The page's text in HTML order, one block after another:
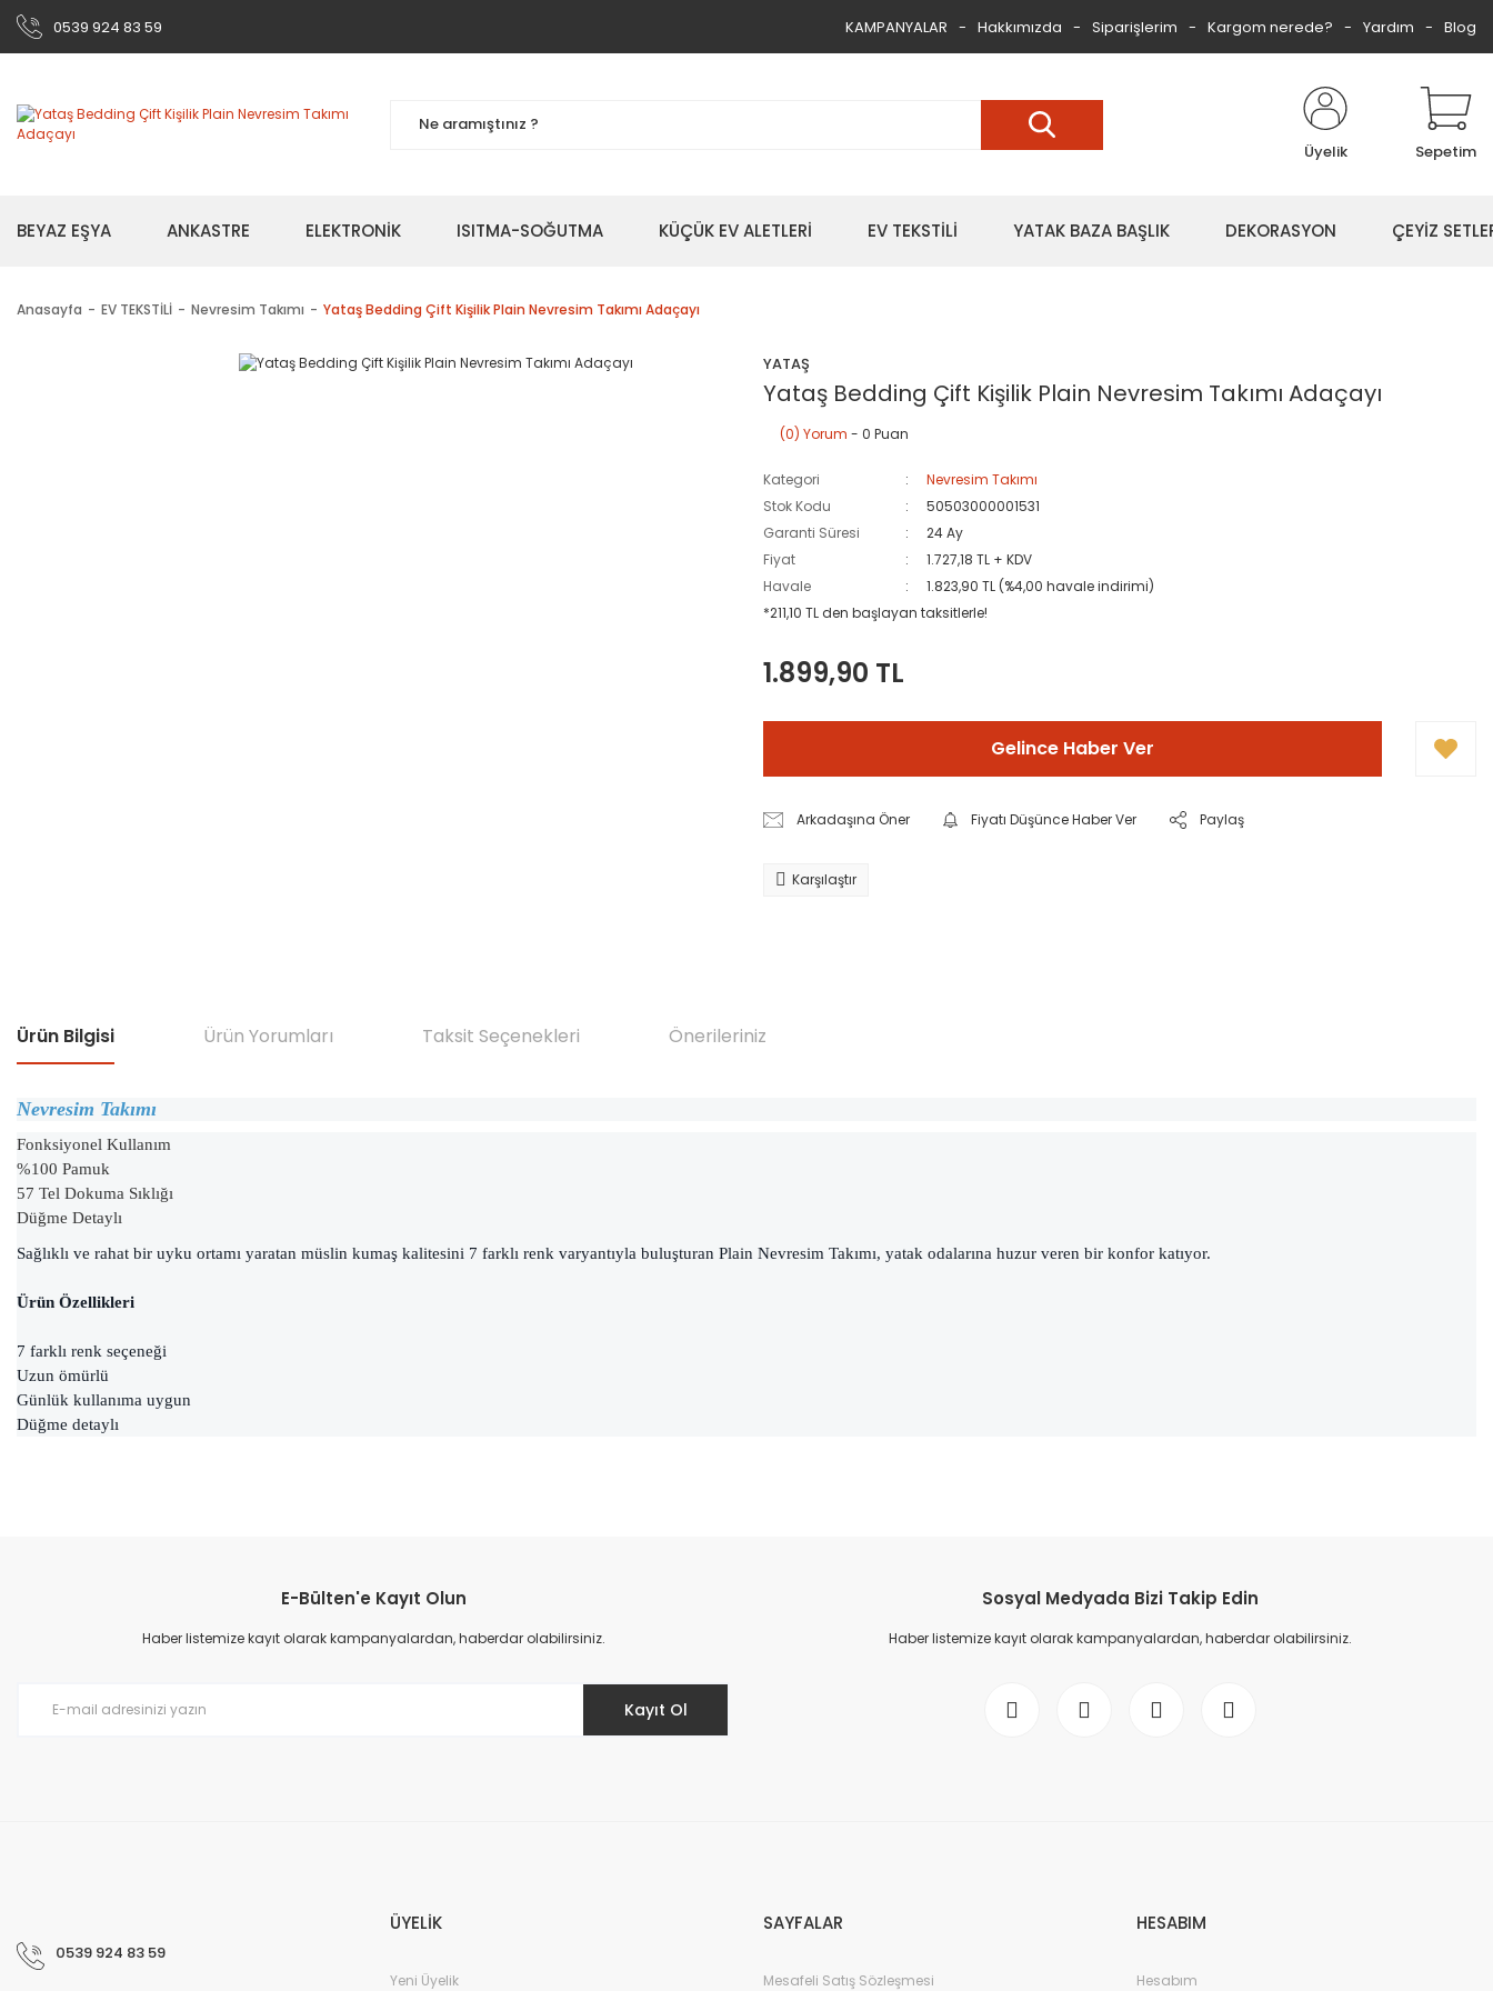
0539 924 83 59 KAMPANYALAR Hakkımızda Siparişlerim Kargom nerede? Yardım Blog
Üyelik Sepetim
BEYAZ EŞYA ANKASTRE ELEKTRONİK ISITMA-SOĞUTMA KÜÇÜK EV ALETLERİ EV TEKSTİLİ YATAK BAZA BAŞLIK DEKORASYON ÇEYİZ
Anasayfa EV TEKSTİLİ Nevresim Takımı Yataş Bedding Çift Kişilik Plain Nevresim Takımı Adaçayı
YATAŞ
Yataş Bedding Çift Kişilik Plain Nevresim Takımı Adaçayı
(0) Yorum - 0 Puan
Kategori
Nevresim Takımı
Stok Kodu
50503000001531
Garanti Süresi
24 Ay
Fiyat
1.727,18 TL + KDV
Havale
1.823,90 TL (%4,00 havale indirimi)
*211,10 TL den başlayan taksitlerle!
1.899,90 TL
Gelince Haber Ver
Arkadaşına Öner Fiyatı Düşünce Haber Ver Paylaş
Karşılaştır
Ürün Bilgisi Ürün Yorumları Taksit Seçenekleri Önerileriniz
Nevresim Takımı
Fonksiyonel Kullanım
%100 Pamuk
57 Tel Dokuma Sıklığı
Düğme Detaylı
Sağlıklı ve rahat bir uyku ortamı yaratan müslin kumaş kalitesini 7 farklı renk varyantıyla buluşturan Plain Nevresim Takımı, yatak odalarına huzur veren bir konfor katıyor.
Ürün Özellikleri
7 farklı renk seçeneği
Uzun ömürlü
Günlük kullanıma uygun
Düğme detaylı
Ürün resmi kalitesiz, bozuk veya görüntülenemiyor.
Ürün açıklamasında eksik bilgiler bulunuyor.
E-Bülten'e Kayıt Olun
Haber listemize kayıt olarak kampanyalardan, haberdar olabilirsiniz.
Kayıt Ol
Sosyal Medyada Bizi Takip Edin
Haber listemize kayıt olarak kampanyalardan, haberdar olabilirsiniz.
0539 924 83 59
ÜYELİK
Yeni Üyelik
SAYFALAR
Mesafeli Satış Sözleşmesi
HESABIM
Hesabım